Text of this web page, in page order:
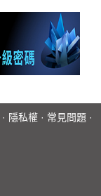
· 隱私權 · 常見問題 ·